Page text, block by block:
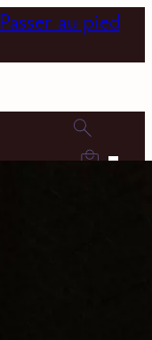
Passer au pied
0